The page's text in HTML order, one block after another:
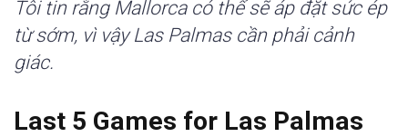
Tôi tin rằng Mallorca có thể sẽ áp đặt sức ép
từ sớm, vì vậy Las Palmas cần phải cảnh
giác.
Last 5 Games for Las Palmas